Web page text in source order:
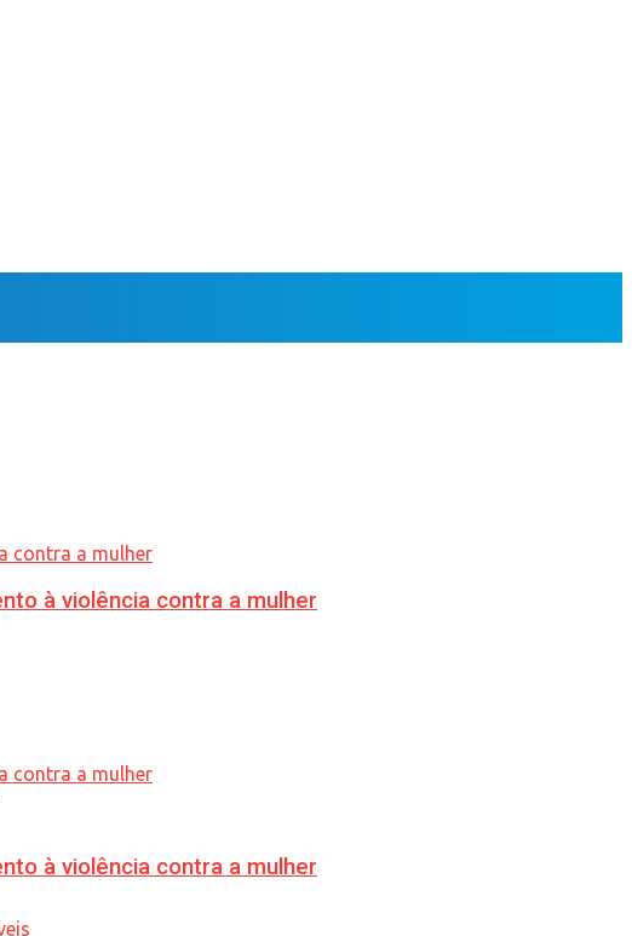
à violência contra a mulher
à violência contra a mulher